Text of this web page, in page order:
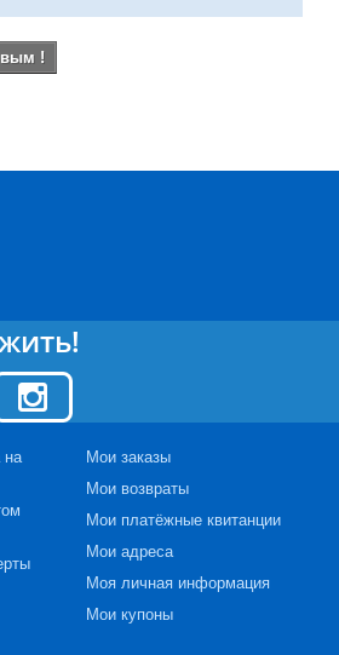
!
на
Мои заказы
Мои возвраты
Мои платёжные квитанции
Мои адреса
Моя личная информация
Мои купоны